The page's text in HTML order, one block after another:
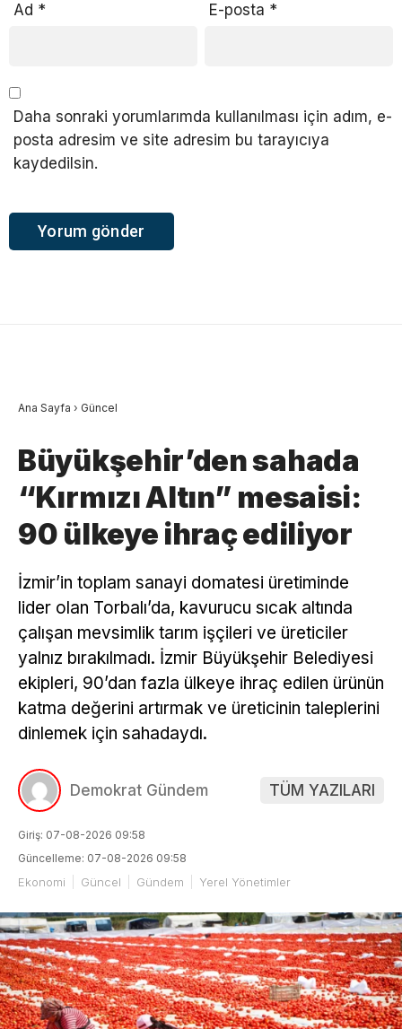
Ad * E-posta *
Daha sonraki yorumlarımda kullanılması için adım, e-
posta adresim ve site adresim bu tarayıcıya
kaydedilsin.
Ana Sayfa › Güncel
Büyükşehir’den sahada
“Kırmızı Altın” mesaisi:
90 ülkeye ihraç ediliyor
İzmir’in toplam sanayi domatesi üretiminde
lider olan Torbalı’da, kavurucu sıcak altında
çalışan mevsimlik tarım işçileri ve üreticiler
yalnız bırakılmadı. İzmir Büyükşehir Belediyesi
ekipleri, 90’dan fazla ülkeye ihraç edilen ürünün
katma değerini artırmak ve üreticinin taleplerini
dinlemek için sahadaydı.
Demokrat Gündem TÜM YAZILARI
Giriş: 07-08-2026 09:58
Güncelleme: 07-08-2026 09:58
Ekonomi Güncel Gündem Yerel Yönetimler